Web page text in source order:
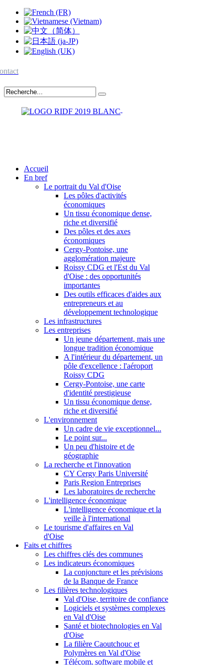
Accueil
En bref
Le portrait du Val d'Oise
Les pôles d'activités
économiques
Un tissu économique dense,
riche et diversifié
Des pôles et des axes
économiques
Cergy-Pontoise, une
agglomération majeure
Roissy CDG et l'Est du Val
d'Oise : des opportunités
importantes
Des outils efficaces d'aides aux
entrepreneurs et au
développement technologique
Les infrastructures
Les entreprises
Un jeune département, mais une
longue tradition économique
A l'intérieur du département, un
pôle d'excellence : l'aéroport
Roissy CDG
Cergy-Pontoise, une carte
d'identité prestigieuse
Un tissu économique dense,
riche et diversifié
L'environnement
Un cadre de vie exceptionnel...
Le point sur...
Un peu d'histoire et de
géographie
La recherche et l'innovation
CY Cergy Paris Université
Paris Region Entreprises
Les laboratoires de recherche
L'intelligence économique
L'intelligence économique et la
veille à l'international
Le tourisme d'affaires en Val
d'Oise
Faits et chiffres
Les chiffres clés des communes
Les indicateurs économiques
La conjoncture et les prévisions
de la Banque de France
Les filières technologiques
Val d'Oise, territoire de confiance
Logiciels et systèmes complexes
en Val d'Oise
Santé et biotechnologies en Val
d'Oise
La filière Caoutchouc et
Polymères en Val d'Oise
Télécom, software mobile et